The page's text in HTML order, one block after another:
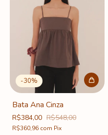
-30%
Bata Ana Cinza
R$384,00 R$548,00
R$360,96 com Pix